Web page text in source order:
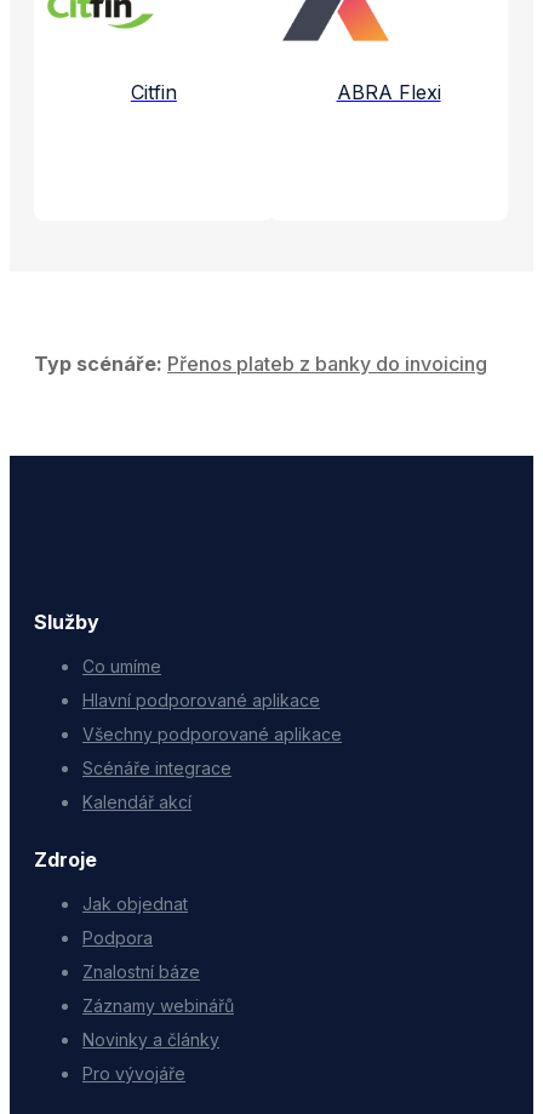
Citfin ABRA Flexi
Typ scénáře: Přenos plateb z banky do invoicing
Služby
Co umíme
Hlavní podporované aplikace
Všechny podporované aplikace
Scénáře integrace
Kalendář akcí
Zdroje
Jak objednat
Podpora
Znalostní báze
Záznamy webinářů
Novinky a články
Pro vývojáře